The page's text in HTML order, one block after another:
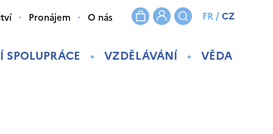
SPOLUPRÁCE VZDĚLÁVÁNÍ VĚDA
Pronájem O nás FR/CZ